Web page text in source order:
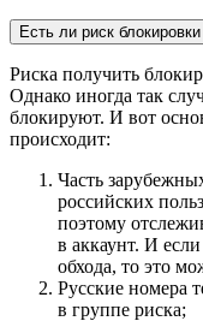
Есть ли риск
Риска получить
Однако иногда так
блокируют. И вот
происходит:
Часть
российских
поэтому
в аккаунт. И если
обхода, то это
Русские номера
в группе риска;